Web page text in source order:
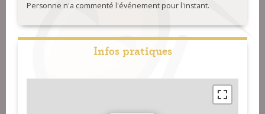
Personne n'a commenté l'événement pour l'instant.
Infos pratiques